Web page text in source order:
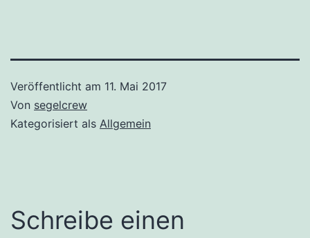
Veröffentlicht am 11. Mai 2017
Von segelcrew
Kategorisiert als Allgemein
Schreibe einen